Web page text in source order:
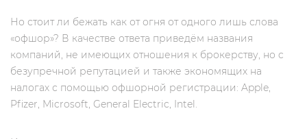
Но стоит ли бежать как от огня от одного лишь слова
«офшор»? В качестве ответа приведём названия
компаний, не имеющих отношения к брокерству, но c
безупречной репутацией и также экономящих на
налогах с помощью офшорной регистрации: Apple,
Pfizer, Microsoft, General Electric, Intel.